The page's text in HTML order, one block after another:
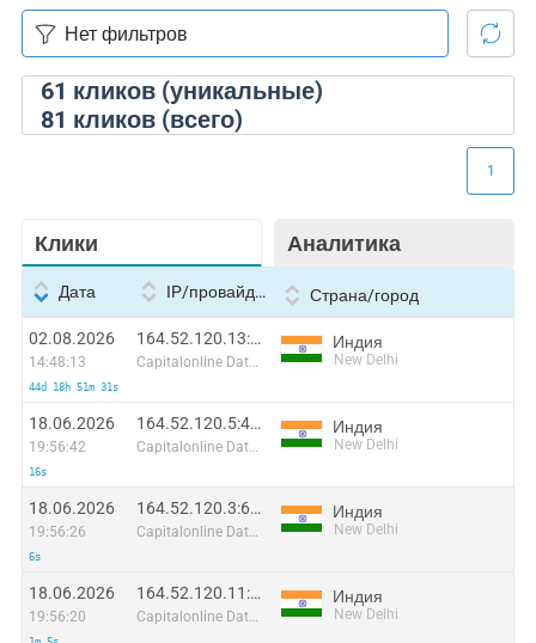
61 кликов (уникальные)
81 кликов (всего)
Клики Аналитика
1
Дата IP/провайдер Страна/город
02.08.2026
14:48:13
44d 18h 51m 31s
164.52.120.13:3336
Capitalonline Data Service (HK) Co
Индия
New Delhi
18.06.2026
19:56:42
16s
164.52.120.5:49922
Capitalonline Data Service (HK) Co
Индия
New Delhi
18.06.2026
19:56:26
6s
164.52.120.3:61246
Capitalonline Data Service (HK) Co
Индия
New Delhi
18.06.2026
19:56:20
164.52.120.11:46094
Capitalonline Data Service (HK) Co
Индия
New Delhi